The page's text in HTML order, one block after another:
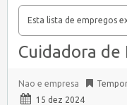
Esta lista de empregos
Cuidadora de
Nao e empresa
15 dez 2024